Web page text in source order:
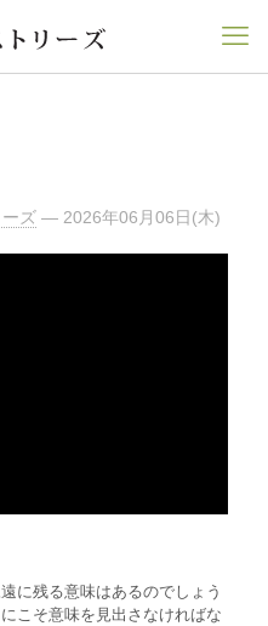
ズ — 2026年06月06日(木)
に残る意味はあるのでしょう
こそ意味を見出さなければな